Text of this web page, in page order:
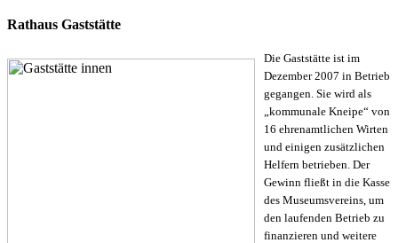
Rathaus Gaststätte
Die Gaststätte ist im
Dezember 2007 in Betrieb
gegangen. Sie wird als
„kommunale Kneipe“ von
16 ehrenamtlichen Wirten
und einigen zusätzlichen
Helfern betrieben. Der
Gewinn fließt in die Kasse
des Museumsvereins, um
den laufenden Betrieb zu
finanzieren und weitere